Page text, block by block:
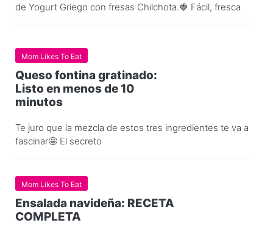
de Yogurt Griego con fresas Chilchota.🍓 Fácil, fresca
Mom Likes To Eat
Queso fontina gratinado:
Listo en menos de 10
minutos
Te juro que la mezcla de estos tres ingredientes te va a
fascinar🤩 El secreto
Mom Likes To Eat
Ensalada navideña: RECETA
COMPLETA